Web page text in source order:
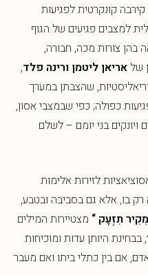
קונקרטית לפגיעות
למצבים פגיעים של הגוף
בהן צורות מכה, חבורה,
של אריאן ליטמן ורינה פלד,
שהצבתן במערך
כפולה; כפי שבמצבי אסון,
בני יומם – לשלם
לזירות אלימות
רק בו, אלא גם בסביבה ובטבע,
תִזְעָק “ מצטיירות המילים
, בבחינת היותן עדות ומוכיחות
אם בין כתלי ביתו ואם מעבר